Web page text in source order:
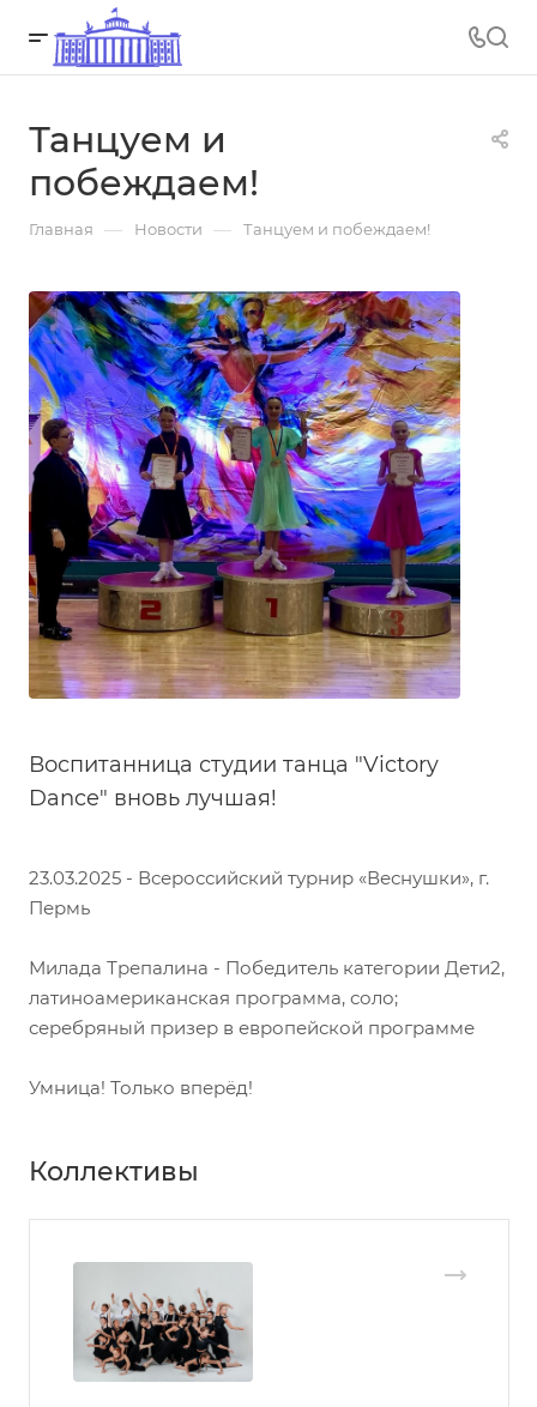
Танцуем и
побеждаем!
Главная — Новости — Танцуем и побеждаем!
Воспитанница студии танца "Victory
Dance" вновь лучшая!
23.03.2025 - Всероссийский турнир «Веснушки», г.
Пермь
Милада Трепалина - Победитель категории Дети2,
латиноамериканская программа, соло;
серебряный призер в европейской программе
Умница! Только вперёд!
Коллективы